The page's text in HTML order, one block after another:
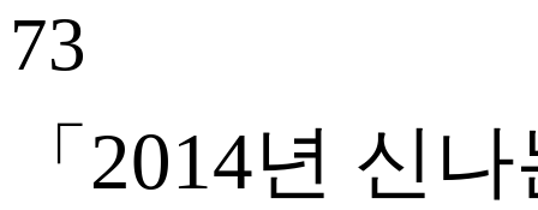
73
「2014년 신